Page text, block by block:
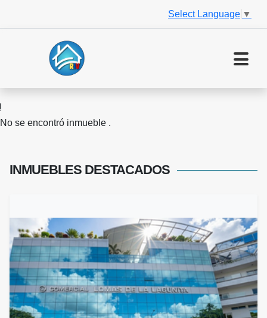
Select Language ▼
No se encontró inmueble .
INMUEBLES DESTACADOS